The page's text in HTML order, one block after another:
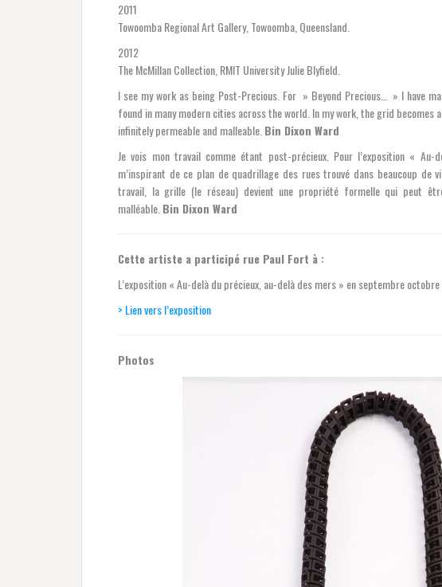
2011
Towoomba Regional Art Gallery, Towoomba, Queensland.
2012
The McMillan Collection, RMIT University Julie Blyfield.
I see my work as being Post-Precious. For » Beyond Precious… » I have
found in many modern cities across the world. In my work, the grid
infinitely permeable and malleable.Bin Dixon Ward
Je vois mon travail comme étant post-précieux. Pour l’exposition «
m’inspirant de ce plan de quadrillage des rues trouvé dans beaucoup de
travail, la grille (le réseau) devient une propriété formelle qui peut
malléable.Bin Dixon Ward
Cette artiste a participé rue Paul Fort à :
L’exposition « Au-delà du précieux, au-delà des mers » en septembre
> Lien vers l’exposition
Photos